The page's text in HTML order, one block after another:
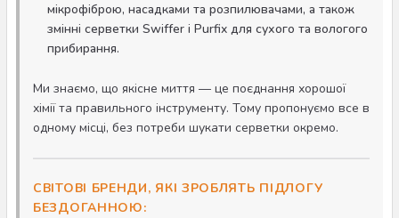
мікрофіброю, насадками та розпилювачами, а також
змінні серветки Swiffer і Purfix для сухого та вологого
прибирання.
Ми знаємо, що якісне миття — це поєднання хорошої
хімії та правильного інструменту. Тому пропонуємо все в
одному місці, без потреби шукати серветки окремо.
СВІТОВІ БРЕНДИ, ЯКІ ЗРОБЛЯТЬ ПІДЛОГУ
БЕЗДОГАННОЮ: